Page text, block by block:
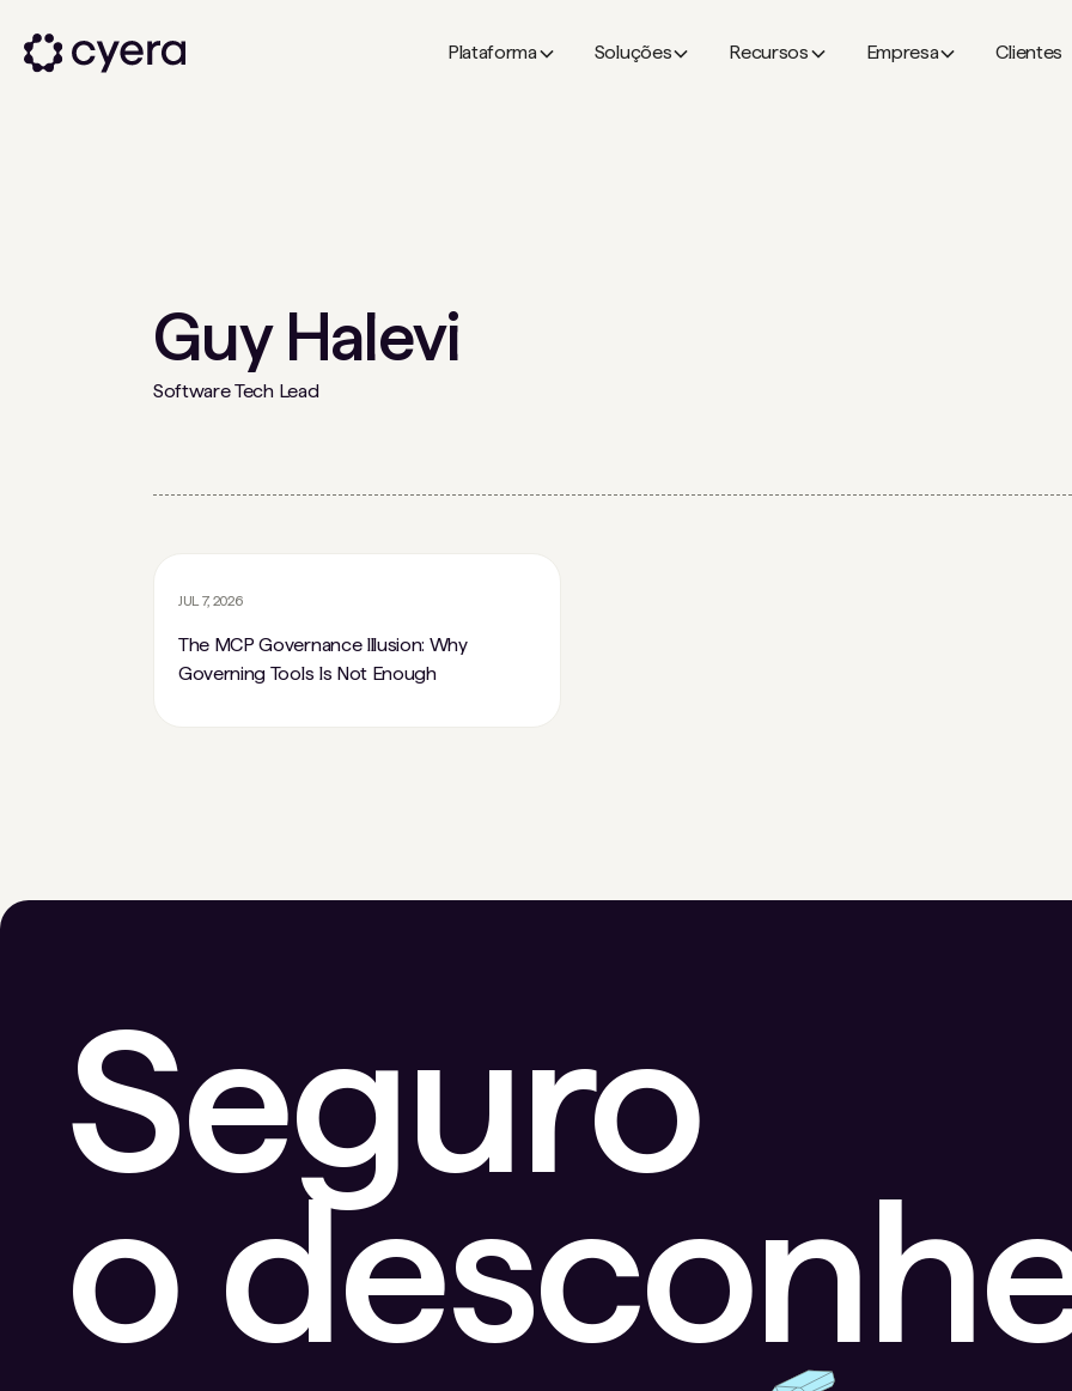
Plataforma Soluções Recursos Empresa Clientes
Guy Halevi
Software Tech Lead
JUL 7, 2026
The MCP Governance Illusion: Why
Governing Tools Is Not Enough
Seguro
o